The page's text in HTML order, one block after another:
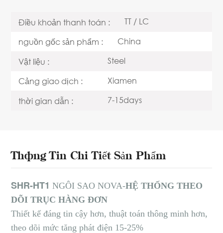
Điều khoản thanh toán :
TT / LC
nguồn gốc sản phẩm :
China
Vật liệu :
Steel
Cảng giao dịch :
Xiamen
thời gian dẫn :
7-15days
Thông Tin Chi Tiết Sản Phẩm
SHR-HT1 NGÔI SAO NOVA-HỆ THỐNG THEO
DÕI TRỤC HÀNG ĐƠN
Thiết kế đáng tin cậy hơn, thuật toán thông minh hơn,
theo dõi mức tăng phát điện 15-25%